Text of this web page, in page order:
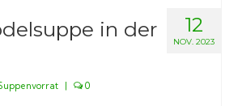
12
NOV. 2023
in der
0